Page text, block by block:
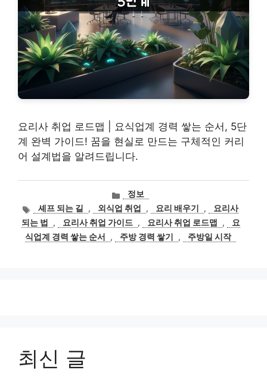
요리사 취업 로드맵 | 요식업계 경력 쌓는 순서, 5단
계 완벽 가이드! 꿈을 현실로 만드는 구체적인 커리
어 설계법을 알려드립니다.
카
테
고
리
정보
태
그
셰프 되는 길 , 외식업 취업 , 요리 배우기 ,
요리사
되는 법
, 요리사 취업 가이드 , 요리사 취업 로드맵 ,
요
식업계 경력 쌓는 순서
, 주방 경력 쌓기 , 주방일 시작
최신 글